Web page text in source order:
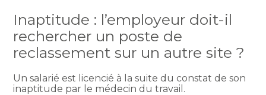
Inaptitude : l’employeur doit-il
rechercher un poste de
reclassement sur un autre site ?
Un salarié est licencié à la suite du constat de son
inaptitude par le médecin du travail.